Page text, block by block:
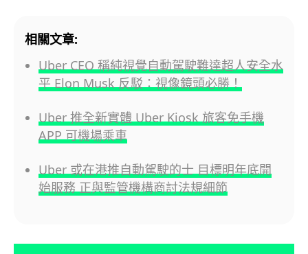
相關文章:
Uber CEO 稱純視覺自動駕駛難達超人安全水
平 Elon Musk 反駁：視像鏡頭必勝！
Uber 推全新實體 Uber Kiosk 旅客免手機
APP 可機場乘車
Uber 或在港推自動駕駛的士 目標明年底開
始服務 正與監管機構商討法規細節